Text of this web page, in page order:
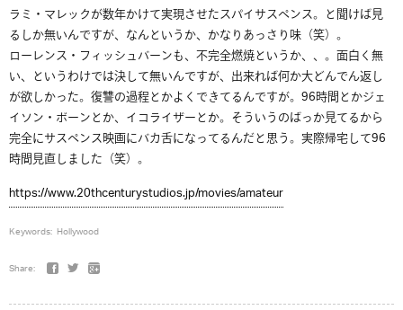
ラミ・マレックが数年かけて実現させたスパイサスペンス。と聞けば見
るしか無いんですが、なんというか、かなりあっさり味（笑）。
ローレンス・フィッシュバーンも、不完全燃焼というか、、。面白く無
い、というわけでは決して無いんですが、出来れば何か大どんでん返し
が欲しかった。復讐の過程とかよくできてるんですが。96時間とかジェ
イソン・ボーンとか、イコライザーとか。そういうのばっか見てるから
完全にサスペンス映画にバカ舌になってるんだと思う。実際帰宅して96
時間見直しました（笑）。
https://www.20thcenturystudios.jp/movies/amateur
Keywords: Hollywood
Share: